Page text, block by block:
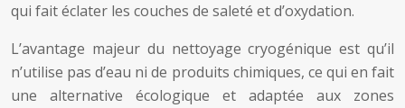
qui fait éclater les couches de saleté et d’oxydation.
L’avantage majeur du nettoyage cryogénique est qu’il
n’utilise pas d’eau ni de produits chimiques, ce qui en fait
une alternative écologique et adaptée aux zones